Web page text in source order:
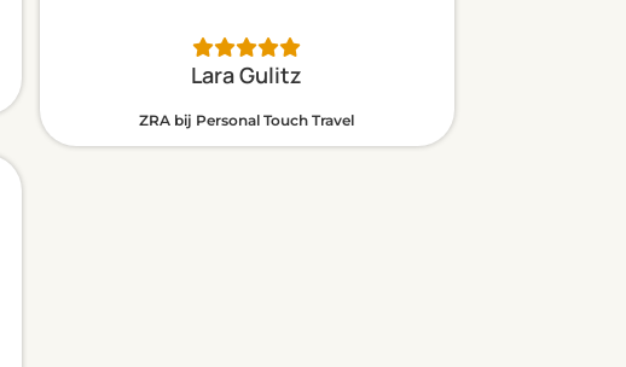
Lara Gulitz
ZRA bij Personal Touch Travel